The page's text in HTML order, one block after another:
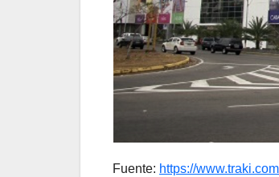
Fuente: https://